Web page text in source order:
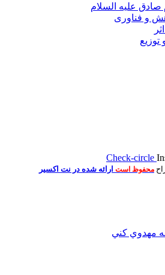
صادق علیه السلام
و فناوری
Check-circle
محفوظ است ارائه شده در نت اکسیر
مهدوي كني